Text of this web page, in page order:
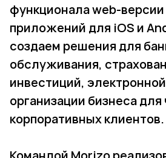
функционала web-
приложений для iOS и
создаем решения для
обслуживания,
инвестиций,
организации бизнеса
корпоративных клиентов.